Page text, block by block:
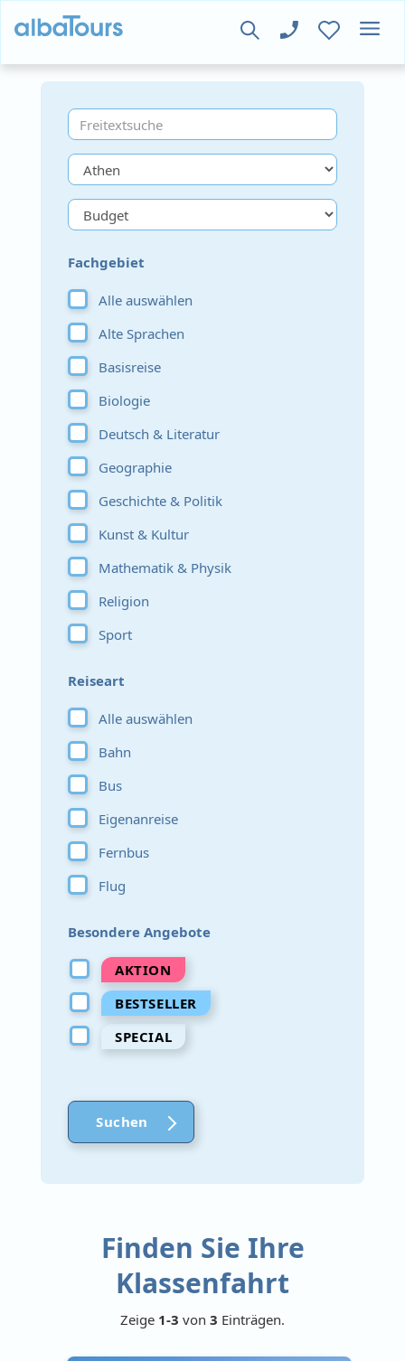
Fachgebiet
Alle auswählen
Alte Sprachen
Basisreise
Biologie
Deutsch & Literatur
Geographie
Geschichte & Politik
Kunst & Kultur
Mathematik & Physik
Religion
Sport
Reiseart
Alle auswählen
Bahn
Bus
Eigenanreise
Fernbus
Flug
Besondere Angebote
AKTION
BESTSELLER
SPECIAL
Suchen
Finden Sie Ihre
Klassenfahrt
Zeige 1-3 von 3 Einträgen.